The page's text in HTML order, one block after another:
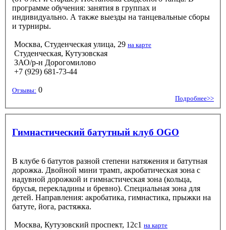
программе обучения: занятия в группах и
индивидуально. А также выезды на танцевальные сборы
и турниры.
Москва, Студенческая улица, 29 на карте
Студенческая, Кутузовская
ЗАО/р-н Дорогомилово
+7 (929) 681-73-44
Отзывы: 0
Подробнее>>
Гимнастический батутный клуб OGO
В клубе 6 батутов разной степени натяжения и батутная
дорожка. Двойной мини трамп, акробатическая зона с
надувной дорожкой и гимнастическая зона (кольца,
брусья, перекладины и бревно). Специальная зона для
детей. Направления: акробатика, гимнастика, прыжки на
батуте, йога, растяжка.
Москва, Кутузовский проспект, 12с1 на карте